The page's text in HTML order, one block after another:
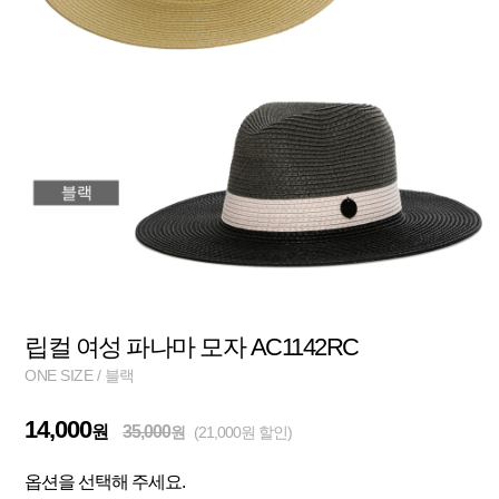
립컬 여성 파나마 모자 AC1142RC
ONE SIZE / 블랙
14,000원 35,000원 (21,000원 할인)
옵션을 선택해 주세요.